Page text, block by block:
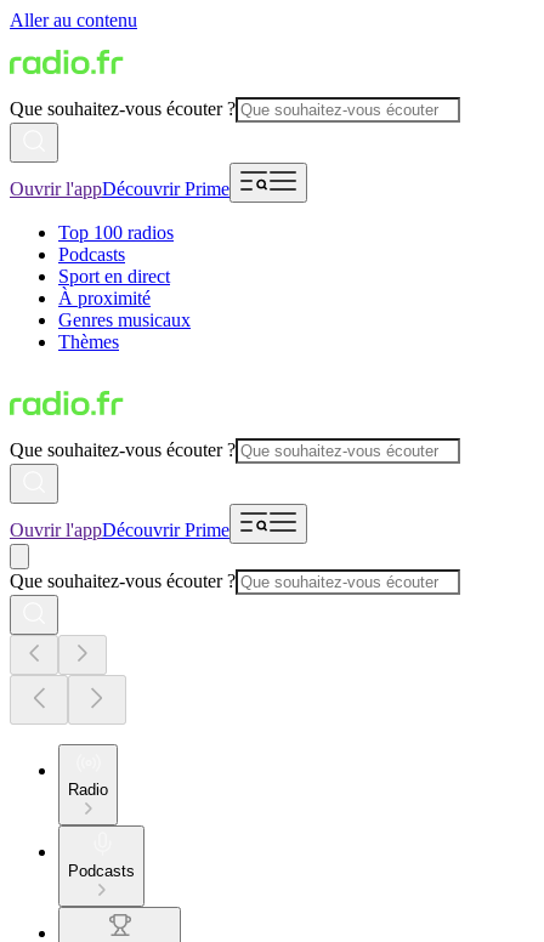
Aller au contenu
Que souhaitez-vous écouter ?
Ouvrir l'appDécouvrir Prime
Top 100 radios
Podcasts
Sport en direct
À proximité
Genres musicaux
Thèmes
Que souhaitez-vous écouter ?
Ouvrir l'appDécouvrir Prime
Que souhaitez-vous écouter ?
Radio
Podcasts